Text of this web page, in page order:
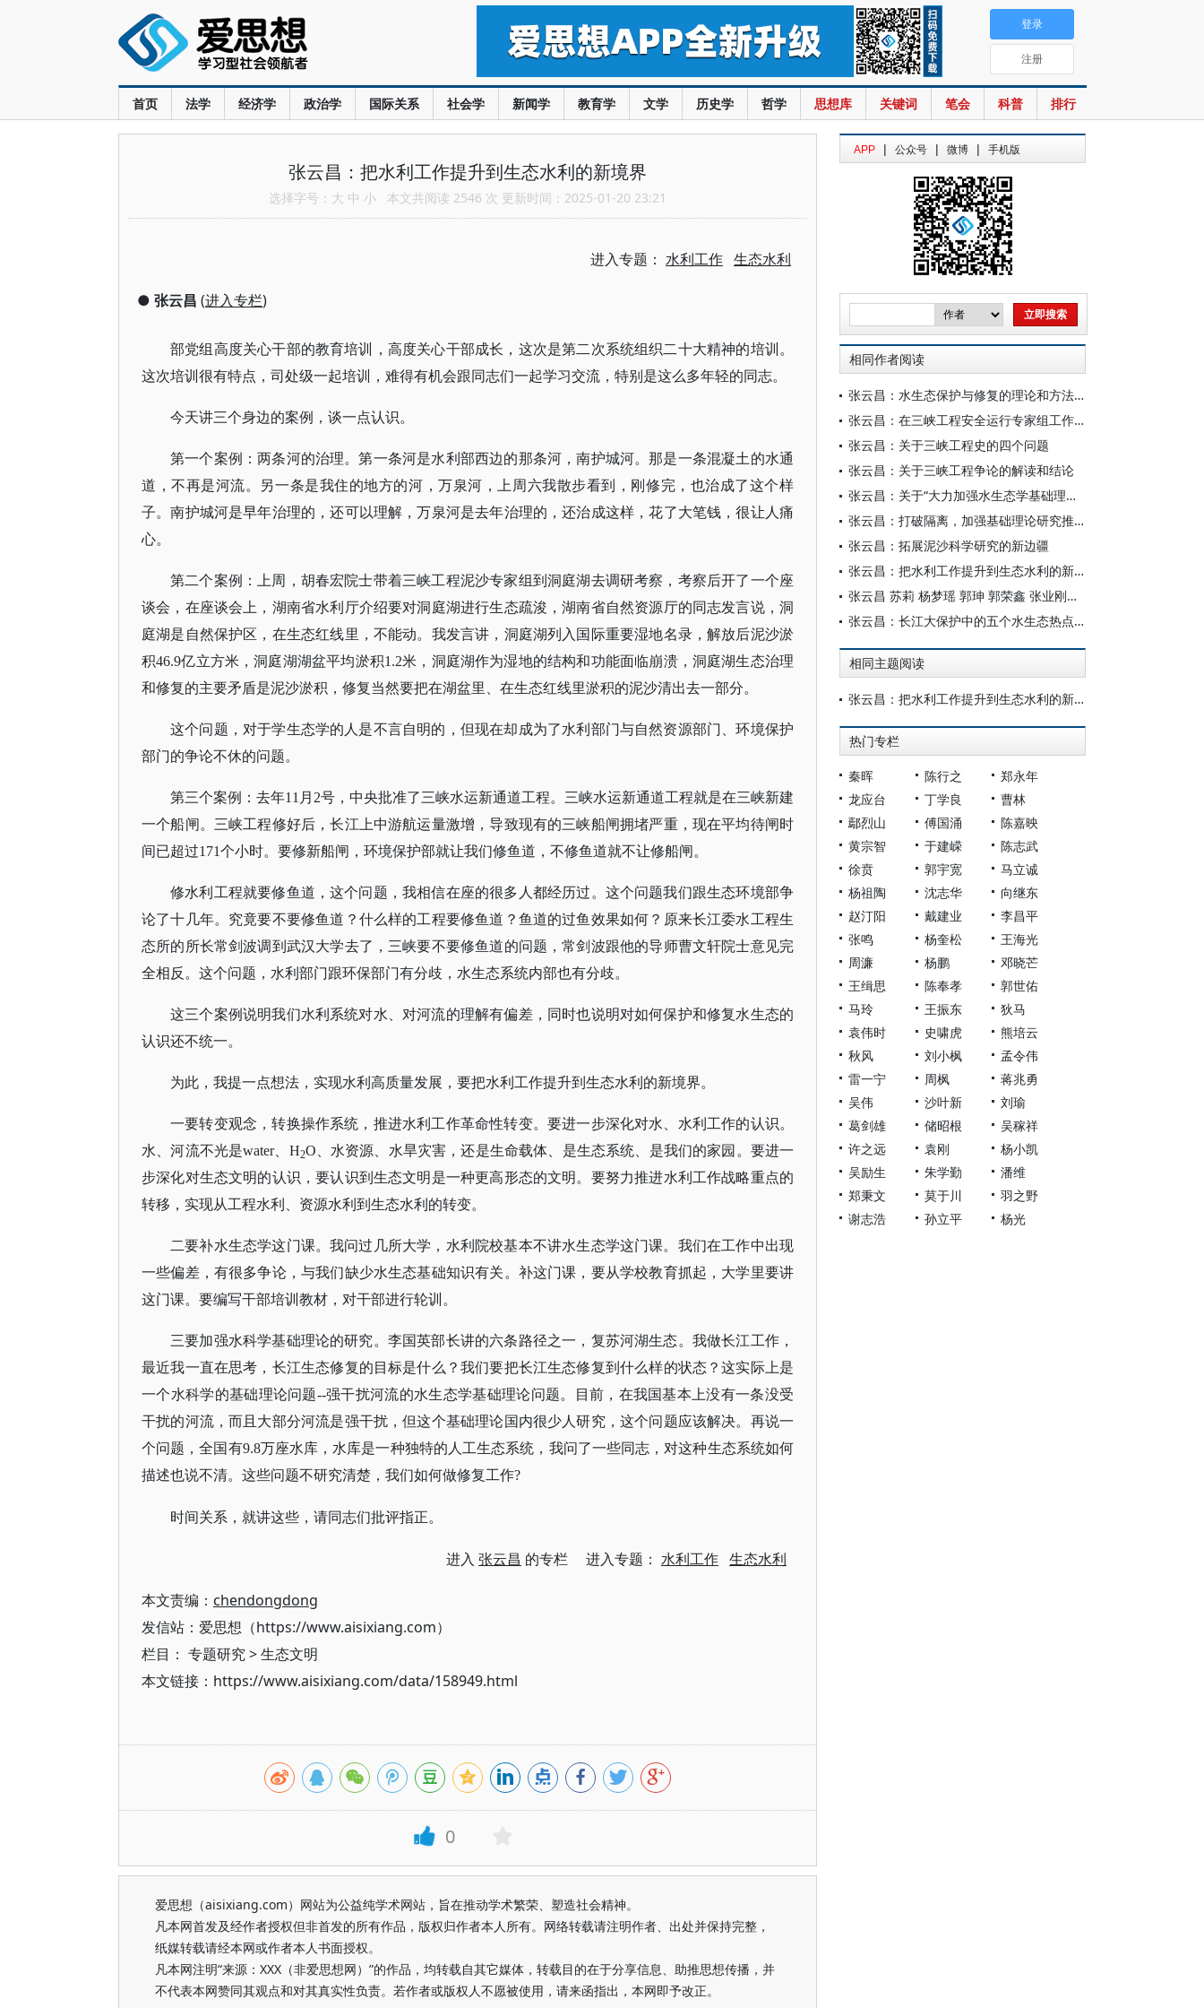
首页 法学 经济学 政治学 国际关系 社会学 新闻学 教育学 文学 历史学 哲学 思想库 关键词 笔会 科普 排行
登录
注册
张云昌：把水利工作提升到生态水利的新境界
选择字号： 大 中 小 本文共阅读 2546 次 更新时间：2025-01-20 23:21
进入专题： 水利工作 生态水利
● 张云昌 (进入专栏)
部党组高度关心干部的教育培训，高度关心干部成长，这次是第二次系统组织二十大精神的培训。
这次培训很有特点，司处级一起培训，难得有机会跟同志们一起学习交流，特别是这么多年轻的同志。
今天讲三个身边的案例，谈一点认识。
第一个案例：两条河的治理。第一条河是水利部西边的那条河，南护城河。那是一条混凝土的水通
道，不再是河流。另一条是我住的地方的河，万泉河，上周六我散步看到，刚修完，也治成了这个样
子。南护城河是早年治理的，还可以理解，万泉河是去年治理的，还治成这样，花了大笔钱，很让人痛
心。
第二个案例：上周，胡春宏院士带着三峡工程泥沙专家组到洞庭湖去调研考察，考察后开了一个座
谈会，在座谈会上，湖南省水利厅介绍要对洞庭湖进行生态疏浚，湖南省自然资源厅的同志发言说，洞
庭湖是自然保护区，在生态红线里，不能动。我发言讲，洞庭湖列入国际重要湿地名录，解放后泥沙淤
积46.9亿立方米，洞庭湖湖盆平均淤积1.2米，洞庭湖作为湿地的结构和功能面临崩溃，洞庭湖生态治理
和修复的主要矛盾是泥沙淤积，修复当然要把在湖盆里、在生态红线里淤积的泥沙清出去一部分。
这个问题，对于学生态学的人是不言自明的，但现在却成为了水利部门与自然资源部门、环境保护
部门的争论不休的问题。
第三个案例：去年11月2号，中央批准了三峡水运新通道工程。三峡水运新通道工程就是在三峡新建
一个船闸。三峡工程修好后，长江上中游航运量激增，导致现有的三峡船闸拥堵严重，现在平均待闸时
间已超过171个小时。要修新船闸，环境保护部就让我们修鱼道，不修鱼道就不让修船闸。
修水利工程就要修鱼道，这个问题，我相信在座的很多人都经历过。这个问题我们跟生态环境部争
论了十几年。究竟要不要修鱼道？什么样的工程要修鱼道？鱼道的过鱼效果如何？原来长江委水工程生
态所的所长常剑波调到武汉大学去了，三峡要不要修鱼道的问题，常剑波跟他的导师曹文轩院士意见完
全相反 。这个问题 ， 水利 部门跟环保部门有分歧，水生态系统内部也有分歧。
这三个案例说明我们水利系统对水、对河流的理解有偏差，同时也说明对如何保护和修复水生态的
认识还不统一。
为此，我提一点想法， 实现水利高质量发展，要把水利 工作提升到生态水利的新境界。
一要转变观念，转换操作系统，推进水利工作革命性转变。要进一步深化对水、水利工作的认识。
水、河流不光是water、H2O、水资源、水旱灾害，还是生命载体、是生态系统、是我们的家园。要进一
步深化对生态文明的认识，要认识到生态文明是一种更高形态的文明。要努力推进水利工作战略重点的
转移，实现从工程水利、资源水利到生态水利的转变。
二要补水生态学这门课。我问过几所大学，水利院校基本不讲水生态学这门课。我们在工作中出现
一些偏差，有很多争论，与我们缺少水生态基础知识有关。补这门课，要从学校教育抓起，大学里要讲
这门课。要编写干部培训教材，对干部进行轮训。
三要加强水科学基础理论的研究。李国英部长讲的六条路径之一，复苏河湖生态。我做长江工作，
最近我一直在思考，长江生态修复的目标是什么？我们要把长江生态修复到什么样的状态？这实际上是
一个水科学的基础理论问题--强干扰河流的水生态学基础理论问题。目前，在我国基本上没有一条没受
干扰的河流，而且大部分河流是强干扰，但这个基础理论国内很少人研究，这个问题应该解决。再说一
个问题，全国有9.8万座水库，水库是一种独特的人工生态系统，我问了一些同志，对这种生态系统如何
描述也说不清。这些问题不研究清楚，我们如何做修复工作?
时间关系，就讲这些，请同志们批评指正。
进入 张云昌 的专栏 进入专题： 水利工作 生态水利
本文责编： chendongdong
发信站：爱思想（https://www.aisixiang.com）
栏目： 专题研究>生态文明
本文链接：https://www.aisixiang.com/data/158949.html
0
爱思想（aisixiang.com）网站为公益纯学术网站，旨在推动学术繁荣、塑造社会精神。
凡本网首发及经作者授权但非首发的所有作品，版权归作者本人所有。网络转载请注明作者、出处并保持完整，
纸媒转载请经本网或作者本人书面授权。
凡本网注明“来源：XXX（非爱思想网）”的作品，均转载自其它媒体，转载目的在于分享信息、助推思想传播，并
不代表本网赞同其观点和对其真实性负责。若作者或版权人不愿被使用，请来函指出，本网即予改正。
APP | 公众号 | 微博 | 手机版
相同作者阅读
张云昌：水生态保护与修复的理论和方法——节选自《河流生态学十八讲》
张云昌：在三峡工程安全运行专家组工作组和监测系统综合站联席会议上的讲话
张云昌：关于三峡工程史的四个问题
张云昌：关于三峡工程争论的解读和结论
张云昌：关于“大力加强水生态学基础理论研究”的建议
张云昌：打破隔离，加强基础理论研究推动过鱼设施建设事业健康发展
张云昌：拓展泥沙科学研究的新边疆
张云昌：把水利工作提升到生态水利的新境界
张云昌 苏莉 杨梦瑶 郭珅 郭荣鑫 张业刚：三峡工程生态环境保护成效与展望
张云昌：长江大保护中的五个水生态热点问题
相同主题阅读
张云昌：把水利工作提升到生态水利的新境界
热门专栏
秦晖 陈行之
郑永年
龙应台
丁学良
曹林
鄢烈山
傅国涌
陈嘉映
黄宗智
于建嵘
陈志武
徐贲
郭宇宽
马立诚
杨祖陶
沈志华
向继东
赵汀阳
戴建业
李昌平
张鸣
杨奎松
王海光
周濂
杨鹏
邓晓芒
王缉思
陈奉孝
郭世佑
马玲
王振东
狄马
袁伟时
史啸虎
熊培云
秋风
刘小枫
孟令伟
雷一宁
周枫
蒋兆勇
吴伟
沙叶新
刘瑜
葛剑雄
储昭根
吴稼祥
许之远
袁刚
杨小凯
吴励生
朱学勤
潘维
郑秉文
莫于川
羽之野
谢志浩
孙立平 杨光